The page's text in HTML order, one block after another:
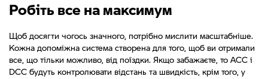
Робіть все на максимум
Щоб досягти чогось значного, потрібно мислити масштабніше.
Кожна допоміжна система створена для того, щоб ви отримали
все, що тільки можливо, від поїздки. Якщо забажаєте, то ACC і
DCC будуть контролювати відстань та швидкість, крім того, у